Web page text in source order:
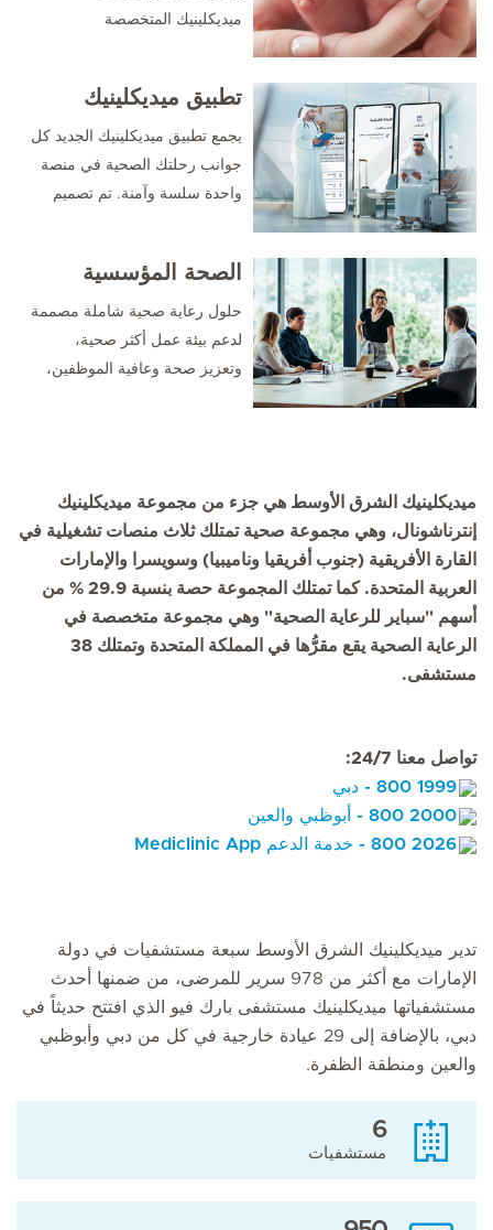
ميديكلينيك المتخصصة
تطبيق ميديكلينيك
يجمع تطبيق ميديكلينيك الجديد كل
جوانب رحلتك الصحية في منصة
واحدة سلسة وآمنة. تم تصميم
الموثوقة والراحة الرقمية الذكية.
الصحة المؤسسية
حلول رعاية صحية شاملة مصممة
لدعم بيئة عمل أكثر صحية،
وتعزيز صحة وعافية الموظفين،
ميديكلينيك الشرق الأوسط هي جزء من مجموعة ميديكلينيك
إنترناشونال، وهي مجموعة صحية تمتلك ثلاث منصات تشغيلية في
القارة الأفريقية (جنوب أفريقيا وناميبيا) وسويسرا والإمارات
العربية المتحدة. كما تمتلك المجموعة حصة بنسبة 29.9 % من
أسهم "سباير للرعاية الصحية" وهي مجموعة متخصصة في
الرعاية الصحية يقع مقرُّها في المملكة المتحدة وتمتلك 38
مستشفى.
تواصل معنا 24/7:
1999 800 - دبي
2000 800 - أبوظبي والعين
2026 800 - خدمة الدعم Mediclinic App
تدير ميديكلينيك الشرق الأوسط سبعة مستشفيات في دولة
الإمارات مع أكثر من 978 سرير للمرضى، من ضمنها أحدث
مستشفياتها ميديكلينيك مستشفى بارك فيو الذي افتتح حديثاً في
دبي، بالإضافة إلى 29 عيادة خارجية في كل من دبي وأبوظبي
والعين ومنطقة الظفرة.
6
مستشفيات